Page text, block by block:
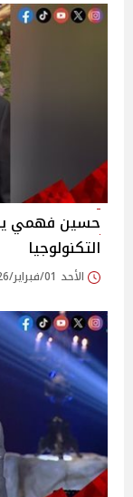
حسين فهمي
التكنولوجيا
الأحد 01/فبراير/2026 - 11:24 ص